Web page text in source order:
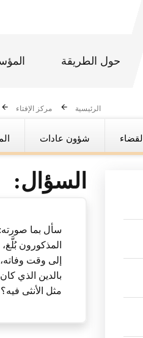
حول الطريقة
الرئيسية مركز الإفتاء
القضاء شؤون عادات
السؤال:
سأل بما صورته:
المذكورون
إلى وقت
بالدين الذي
مثل الأنثى